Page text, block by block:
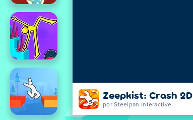
Zeepkist: Crash 2D
por Steelpan Interactive